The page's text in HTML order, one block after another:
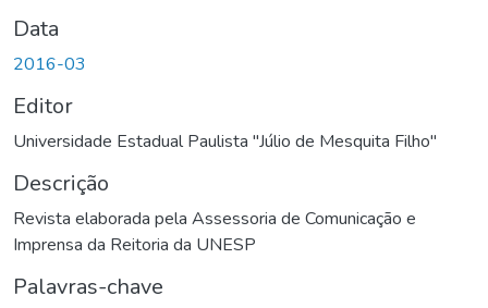
Data
2016-03
Editor
Universidade Estadual Paulista "Júlio de Mesquita Filho"
Descrição
Revista elaborada pela Assessoria de Comunicação e
Imprensa da Reitoria da UNESP
Palavras-chave